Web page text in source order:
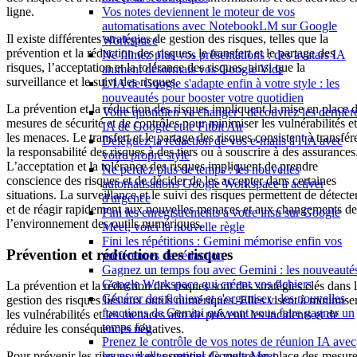
Vos notes deviennent le moteur de vos
automatisations avec NotebookLM sur Google
Workspace
Ne filmez plus vos présentations : des avatars IA
animent désormais vos Google Vids
L'IA de Google s'adapte enfin à votre style : les
nouveautés pour booster votre quotidien
Votre quotidien va changer : découvrez les
IA de Google et le Fitbit Air
Déléguez la rédaction de vos e-mails à l'IA avec
votre propre style
Ne perdez plus de temps : les nouvelles
automatisations Google Workspace à activer
d'urgence
Fini les enregistrements à votre insu sur Google
Meet, voici la nouvelle règle
Fini les répétitions : Gemini mémorise enfin vos
préférences de rédaction
Gagnez un temps fou avec Gemini : les
Google Workspace qui créent vos fichiers
Générer des fichiers et s'organiser : les nouvelles
fonctions de Gemini qui vont vous faire gagner un
temps fou
Prenez le contrôle de vos notes de réunion IA avec
ligne.
Il existe différentes stratégies de gestion des risques, telles que la
prévention et la réduction des risques, le transfert et le partage des
risques, l’acceptation et la tolérance des risques, ainsi que la
surveillance et le suivi des risques.
La prévention et la réduction des risques impliquent la mise en place
mesures de sécurité et de contrôles pour minimiser les vulnérabilités et
les menaces. Le transfert et le partage des risques consistent à
la responsabilité des risques à des tiers ou à souscrire à des
L’acceptation et la tolérance des risques impliquent de prendre
conscience des risques et de décider de les accepter dans certaines
situations. La surveillance et le suivi des risques permettent de
et de réagir rapidement aux nouvelles menaces et aux changements de
l’environnement des outils numériques.
Prévention et réduction des risques
La prévention et la réduction des risques sont des stratégies clés dans
gestion des risques liés aux outils numériques. Elles visent à
les vulnérabilités et les menaces afin de prévenir les incidents et de
réduire les conséquences négatives.